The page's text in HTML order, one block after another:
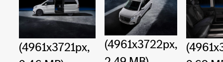
(4961x3721px,
(4961x3722px,